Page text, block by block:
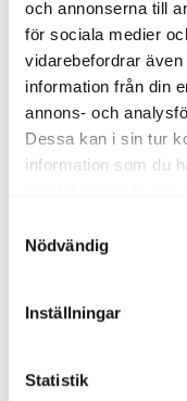
och annonserna till
för sociala medier
vidarebefordrar
information från din
annons- och
Dessa kan i sin tur
information som du
Nödvändig
Inställningar
Statistik
Tack🌟 fick bli
strulade men
1
Marie K. maj 04,
Superhärligt
Malin L.
Hanna